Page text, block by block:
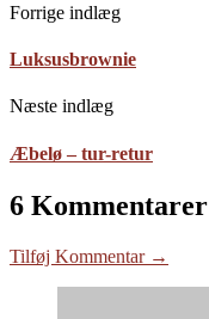
Forrige indlæg
Luksusbrownie
Næste indlæg
Æbelø – tur-retur
6 Kommentarer
Tilføj Kommentar →